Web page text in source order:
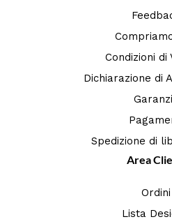
Condizioni di
Dichiarazione di
Spedizione di
Area
Ordini
Lista